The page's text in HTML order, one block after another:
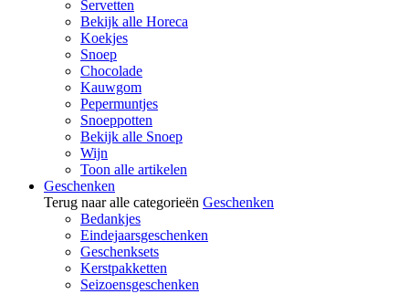
Servetten
Bekijk alle Horeca
Koekjes
Snoep
Chocolade
Kauwgom
Pepermuntjes
Snoeppotten
Bekijk alle Snoep
Wijn
Toon alle artikelen
Geschenken
Terug naar alle categorieën Geschenken
Bedankjes
Eindejaarsgeschenken
Geschenksets
Kerstpakketten
Seizoensgeschenken